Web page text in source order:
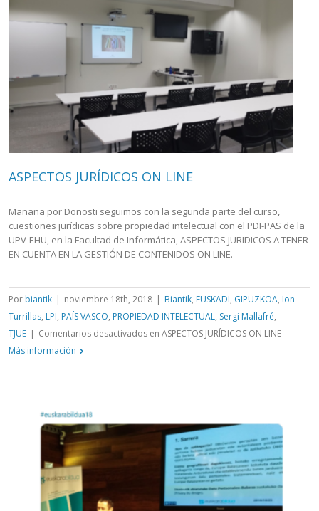
ASPECTOS JURÍDICOS ON LINE
Mañana por Donosti seguimos con la segunda parte del curso,
cuestiones jurídicas sobre propiedad intelectual con el PDI-PAS de la
UPV-EHU, en la Facultad de Informática, ASPECTOS JURIDICOS A TENER
EN CUENTA EN LA GESTIÓN DE CONTENIDOS ON LINE.
Por biantik | noviembre 18th, 2018 | Biantik, EUSKADI, GIPUZKOA, Ion
Turrillas, LPI, PAÍS VASCO, PROPIEDAD INTELECTUAL, Sergi Mallafré,
TJUE | Comentarios desactivados en ASPECTOS JURÍDICOS ON LINE
Más información